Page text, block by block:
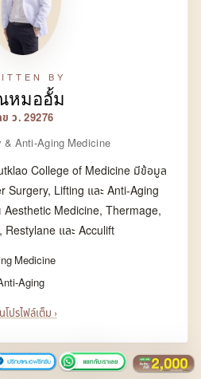
BY
หมออั้ม
ข ว. 29276
& Anti-Aging Medicine
College of Medicine มีข้อมูล
Surgery, Lifting และ Anti-Aging
Aesthetic Medicine, Thermage,
Restylane และ Acculift
Medicine
Aging
โปรไฟล์เต็ม ›